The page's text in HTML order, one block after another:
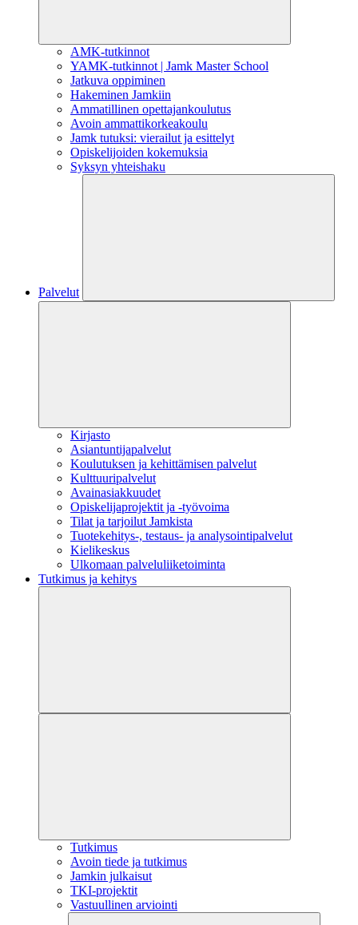
AMK-tutkinnot
YAMK-tutkinnot | Jamk Master School
Jatkuva oppiminen
Hakeminen Jamkiin
Ammatillinen opettajankoulutus
Avoin ammattikorkeakoulu
Jamk tutuksi: vierailut ja esittelyt
Opiskelijoiden kokemuksia
Syksyn yhteishaku
Palvelut
Kirjasto
Asiantuntijapalvelut
Koulutuksen ja kehittämisen palvelut
Kulttuuripalvelut
Avainasiakkuudet
Opiskelijaprojektit​ ja -työvoima
Tilat ja tarjoilut Jamkista
Tuotekehitys-, testaus- ja analysointipalvelut
Kielikeskus
Ulkomaan palveluliiketoiminta
Tutkimus ja kehitys
Tutkimus
Avoin tiede ja tutkimus
Jamkin julkaisut
TKI-projektit
Vastuullinen arviointi